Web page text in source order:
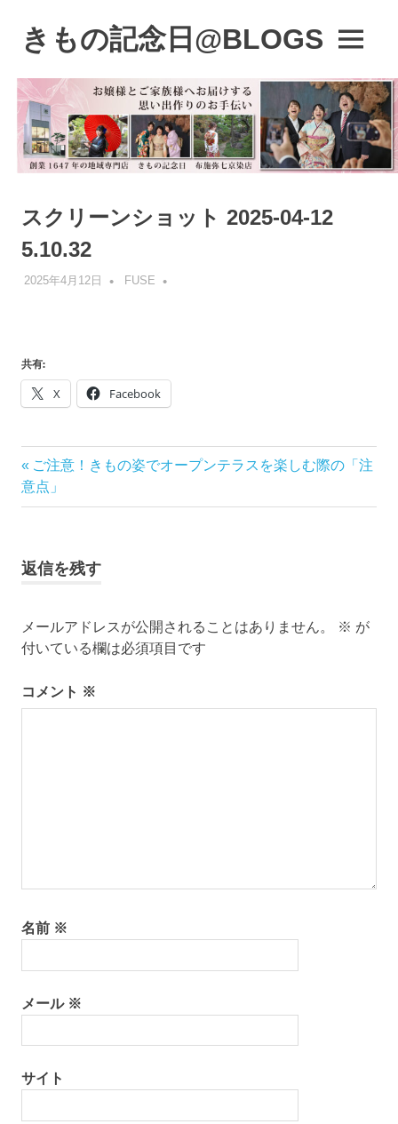
きもの記念日@BLOGS
物
初
心
者
で
し
読
ん
な
る
ブ
す。
MENU
スクリーンショット 2025-04-12
5.10.32
2025年4月12日 FUSE
共有:
X Facebook
投
稿
ビ
ゲ
ー
シ
前
の
記
ご注意！きもの姿でオープンテラスを楽しむ際の「注
意点」
返信を残す
メールアドレスが公開されることはありません。 ※ が
付いている欄は必須項目です
コメント ※
名前 ※
メール ※
サイト